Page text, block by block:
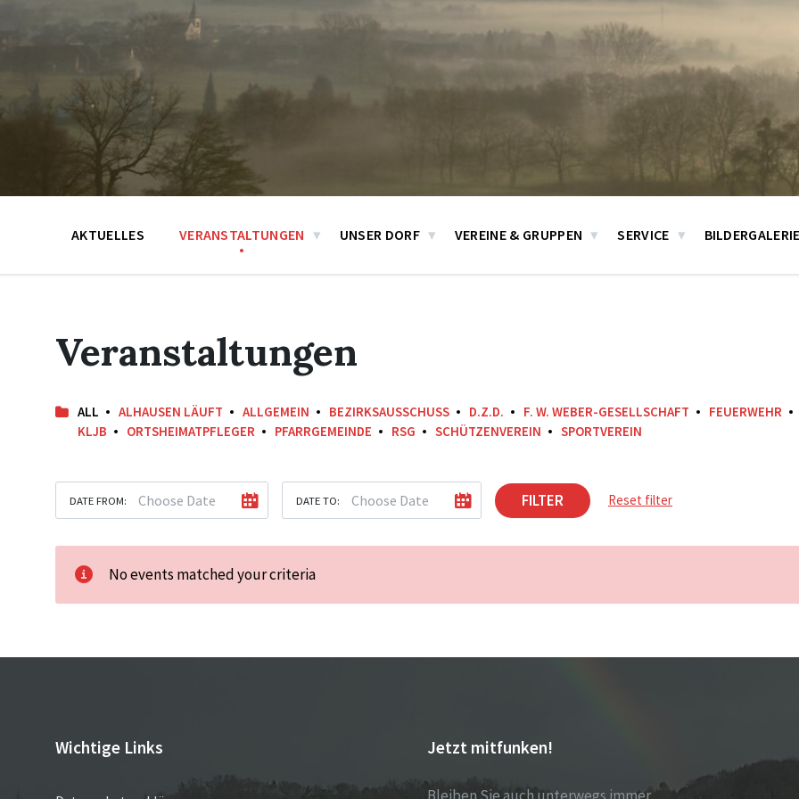
AKTUELLES VERANSTALTUNGEN UNSER DORF VEREINE & GRUPPEN SERVICE
Veranstaltungen
ALL ALHAUSEN LÄUFT ALLGEMEIN BEZIRKSAUSSCHUSS D.Z.D. F. W. WEBER-GESELLSCHAFT
FEUERWEHR
KLJB
ORTSHEIMATPFLEGER PFARRGEMEINDE RSG SCHÜTZENVEREIN SPORTVEREIN
DATE FROM: DATE TO: FILTER Reset filter
No events matched your criteria
Wichtige Links Jetzt mitfunken!